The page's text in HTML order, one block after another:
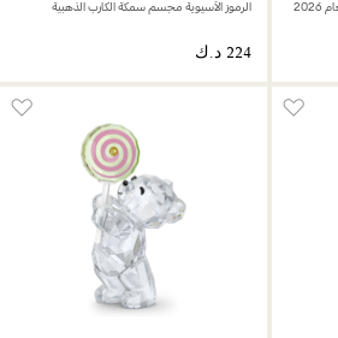
الرموز الآسيوية مجسم سمكة الكارب الذهبية